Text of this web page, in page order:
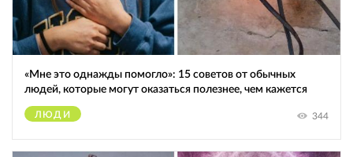
«Мне это однажды помогло»: 15 советов от обычных
людей, которые могут оказаться полезнее, чем кажется
ЛЮДИ 344